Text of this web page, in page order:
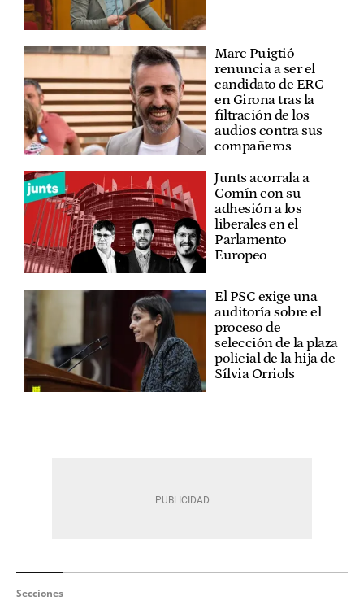
Marc Puigtió
renuncia a ser el
candidato de ERC
en Girona tras la
filtración de los
audios contra sus
compañeros
Junts acorrala a
Comín con su
adhesión a los
liberales en el
Parlamento
Europeo
El PSC exige una
auditoría sobre el
proceso de
selección de la plaza
policial de la hija de
Sílvia Orriols
Secciones